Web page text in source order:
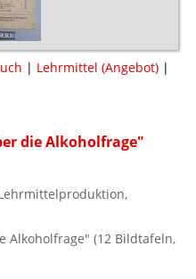
| Lehrmittel (Angebot) |
die Alkoholfrage"
Alkoholfrage" (12 Bildtafeln,